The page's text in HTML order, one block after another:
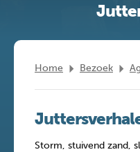
Home Bezoek
Storm, stuivend zand,